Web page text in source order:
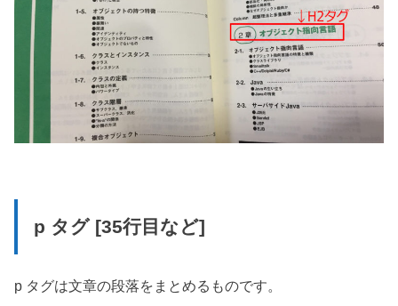
p タグ [35行目など]
p タグは文章の段落をまとめるものです。